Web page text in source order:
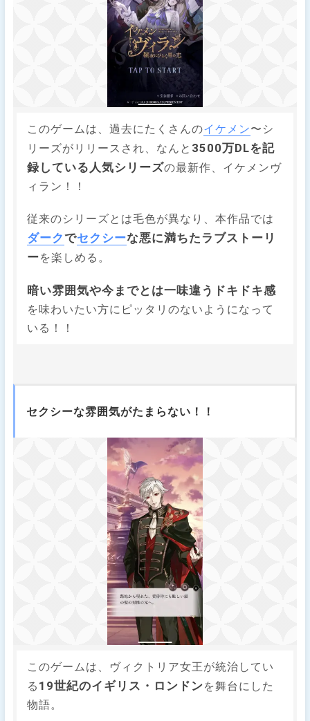
このゲームは、過去にたくさんのイケメン〜シ
リーズがリリースされ、なんと 3500万DLを記
録している人気シリーズの最新作、イケメンヴ
ィラン！！
従来のシリーズとは毛色が異なり、本作品では
ダークでセクシーな悪に満ちたラブストーリ
ーを楽しめる。
暗い雰囲気や今までとは一味違うドキドキ感
を味わいたい方にピッタリのないようになって
いる！！
セクシーな雰囲気がたまらない！！
このゲームは、ヴィクトリア女王が統治してい
る 19世紀のイギリス・ロンドンを舞台にした
物語。